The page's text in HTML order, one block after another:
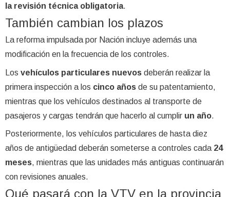
la revisión técnica obligatoria.
También cambian los plazos
La reforma impulsada por Nación incluye además una
modificación en la frecuencia de los controles.
Los vehículos particulares nuevos deberán realizar la
primera inspección a los cinco años de su patentamiento,
mientras que los vehículos destinados al transporte de
pasajeros y cargas tendrán que hacerlo al cumplir un año.
Posteriormente, los vehículos particulares de hasta diez
años de antigüedad deberán someterse a controles cada 24
meses, mientras que las unidades más antiguas continuarán
con revisiones anuales.
Qué pasará con la VTV en la provincia